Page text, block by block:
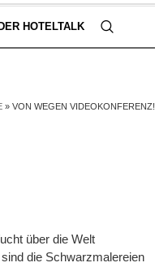
DER HOTELTALK
» VON WEGEN VIDEOKONFERENZ!
über die Welt
die Schwarzmalereien